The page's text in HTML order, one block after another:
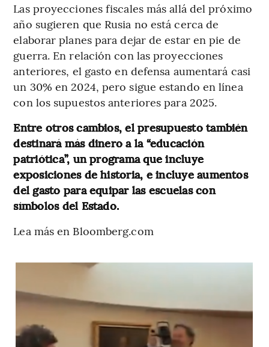
Las proyecciones fiscales más allá del próximo
año sugieren que Rusia no está cerca de
elaborar planes para dejar de estar en pie de
guerra. En relación con las proyecciones
anteriores, el gasto en defensa aumentará casi
un 30% en 2024, pero sigue estando en línea
con los supuestos anteriores para 2025.
Entre otros cambios, el presupuesto también
destinará más dinero a la “educación
patriótica”, un programa que incluye
exposiciones de historia, e incluye aumentos
del gasto para equipar las escuelas con
símbolos del Estado.
Lea más en Bloomberg.com